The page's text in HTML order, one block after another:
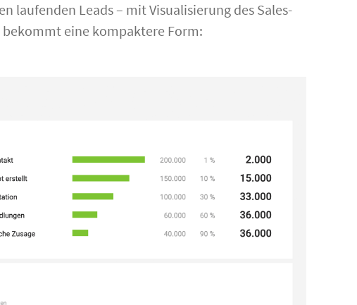
laufenden Leads – mit Visualisierung des Sales-
eine kompaktere Form: